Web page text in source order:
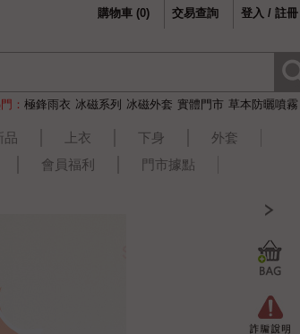
： 極鋒雨衣 冰磁系列 冰磁外套 實體門市 草本防曬噴霧
品 上衣 下身
外套
會員福利
門市據點
購物車 (0) 交易查詢 登入 / 註冊